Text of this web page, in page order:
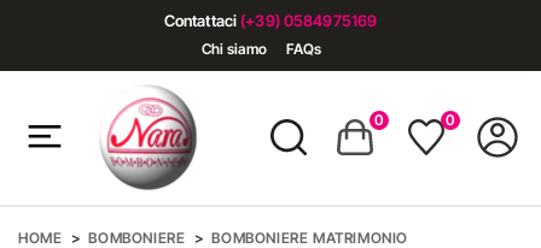
Contattaci (+39) 0584975169
Chi siamo FAQs
0 0
HOME BOMBONIERE BOMBONIERE MATRIMONIO